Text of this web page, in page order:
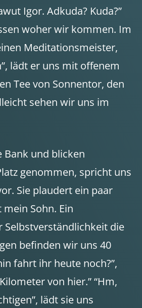
Igor. Adkuda? Kuda?”
woher wir kommen. Im
Meditationsmeister,
lädt er uns mit offenem
Tee von Sonnentor, den
sehen wir uns im
Bank und blicken
genommen, spricht uns
Sie plaudert ein paar
Sohn. Ein
Selbstverständlichkeit die
befinden wir uns 40
fahrt ihr heute noch?”,
von hier.” “Hm,
lädt sie uns